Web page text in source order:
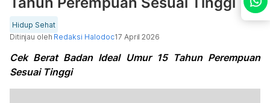
Hidup Sehat
Ditinjau oleh Redaksi Halodoc17 April 2026
Cek Berat Badan Ideal Umur 15 Tahun Perempuan
Sesuai Tinggi